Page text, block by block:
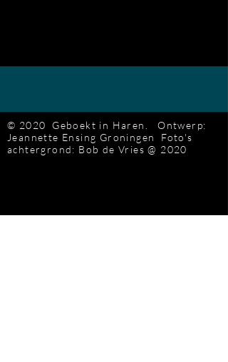
© 2020 Geboekt in Haren.Ontwerp:
Jeannette Ensing Groningen Foto's
achtergrond: Bob de Vries@ 2020